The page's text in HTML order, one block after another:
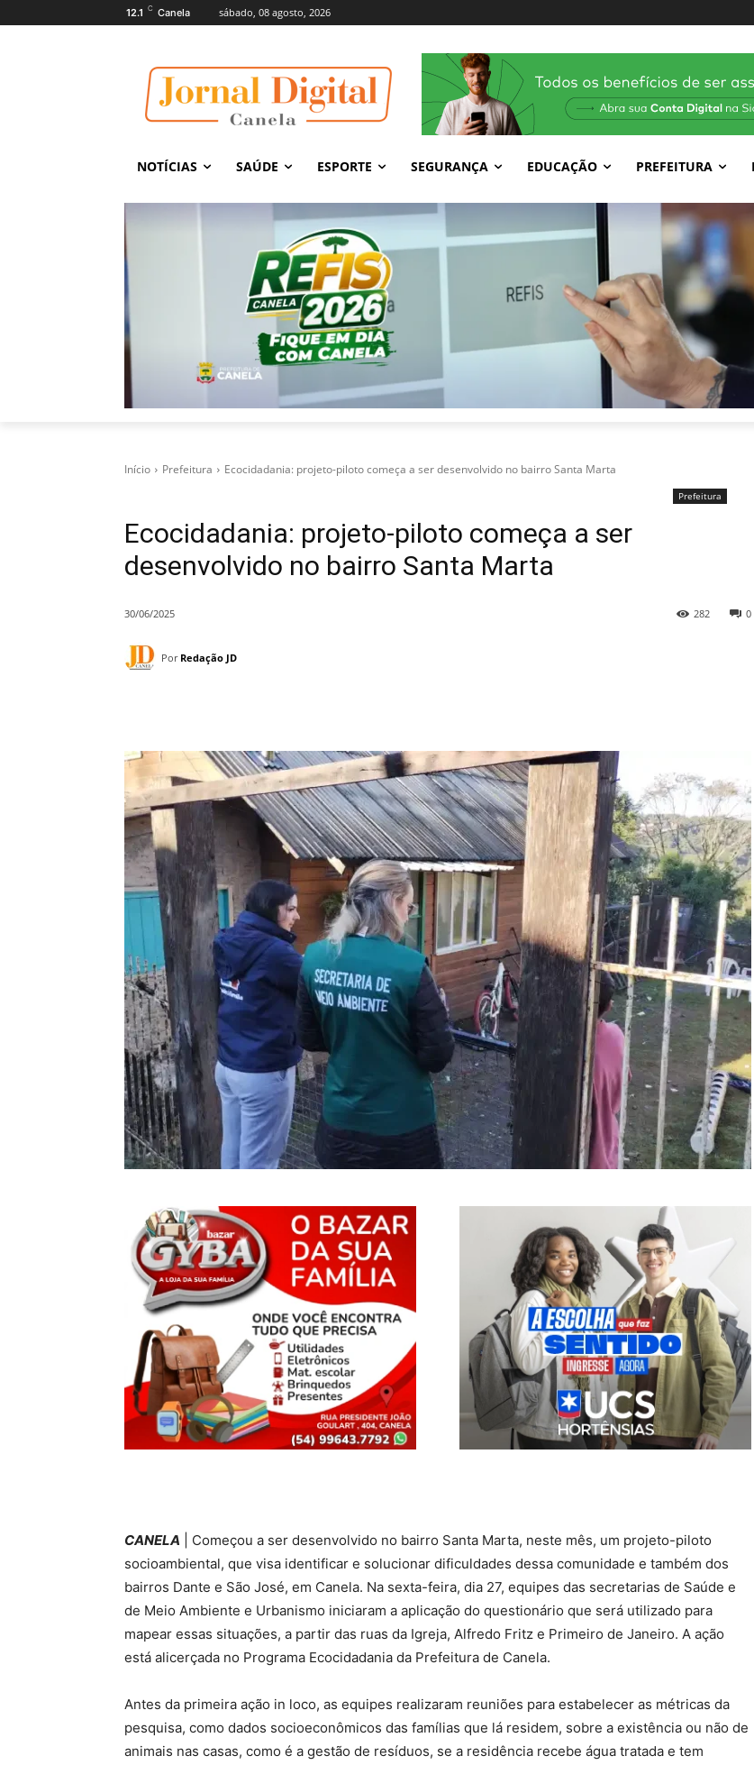
12.1 C Canela sábado, 08 agosto, 2026
NOTÍCIAS SAÚDE ESPORTE SEGURANÇA EDUCAÇÃO PREFEITURA
Início Prefeitura Ecocidadania: projeto-piloto começa a ser desenvolvido no bairro Santa Marta
Prefeitura
Ecocidadania: projeto-piloto começa a ser
desenvolvido no bairro Santa Marta
30/06/2025 0
282
Por Redação JD
CANELA | Começou a ser desenvolvido no bairro Santa Marta, neste mês, um projeto-piloto
socioambiental, que visa identificar e solucionar dificuldades dessa comunidade e também dos
bairros Dante e São José, em Canela. Na sexta-feira, dia 27, equipes das secretarias de Saúde e
de Meio Ambiente e Urbanismo iniciaram a aplicação do questionário que será utilizado para
mapear essas situações, a partir das ruas da Igreja, Alfredo Fritz e Primeiro de Janeiro. A ação
está alicerçada no Programa Ecocidadania da Prefeitura de Canela.
Antes da primeira ação in loco, as equipes realizaram reuniões para estabelecer as métricas da
pesquisa, como dados socioeconômicos das famílias que lá residem, sobre a existência ou não de
animais nas casas, como é a gestão de resíduos, se a residência recebe água tratada e tem